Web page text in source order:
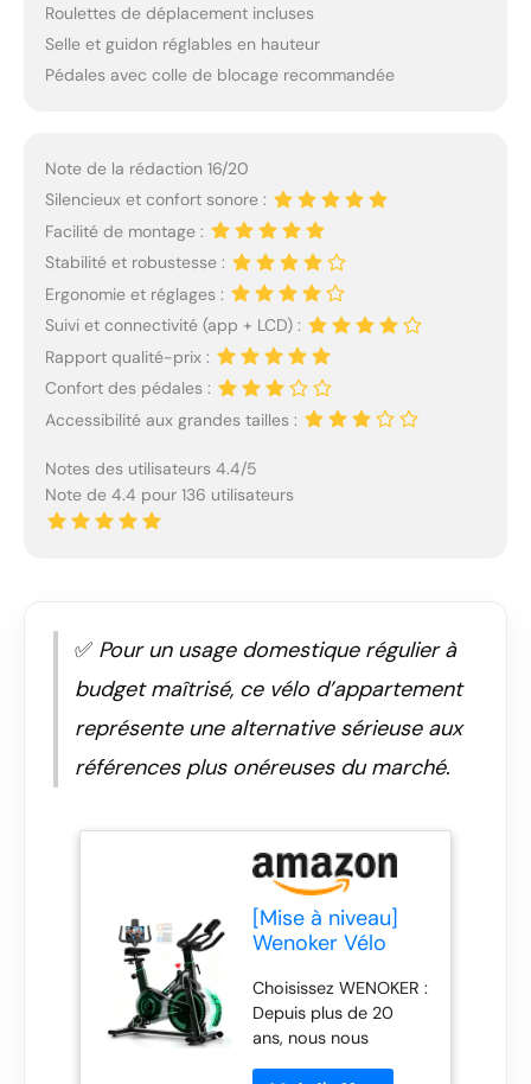
Roulettes de déplacement incluses
Selle et guidon réglables en hauteur
Pédales avec colle de blocage recommandée
Note de la rédaction 16/20
Silencieux et confort sonore :
Facilité de montage :
Stabilité et robustesse :
Ergonomie et réglages :
Suivi et connectivité (app + LCD) :
Rapport qualité-prix :
Confort des pédales :
Accessibilité aux grandes tailles :
Notes des utilisateurs 4.4/5
Note de 4.4 pour 136 utilisateurs
✅ Pour un usage domestique régulier à
budget maîtrisé, ce vélo d’appartement
représente une alternative sérieuse aux
références plus onéreuses du marché.
[Mise à niveau]
Wenoker Vélo
avec résistance
magnétique par
application, vélo
stationnaire pour
Choisissez WENOKER :
Depuis plus de 20
ans, nous nous